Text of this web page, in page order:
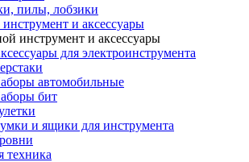
пилы, лобзики
и аксессуары
инструмент и аксессуары
для электроинструмента
автомобильные
бит
и ящики для инструмента
техника